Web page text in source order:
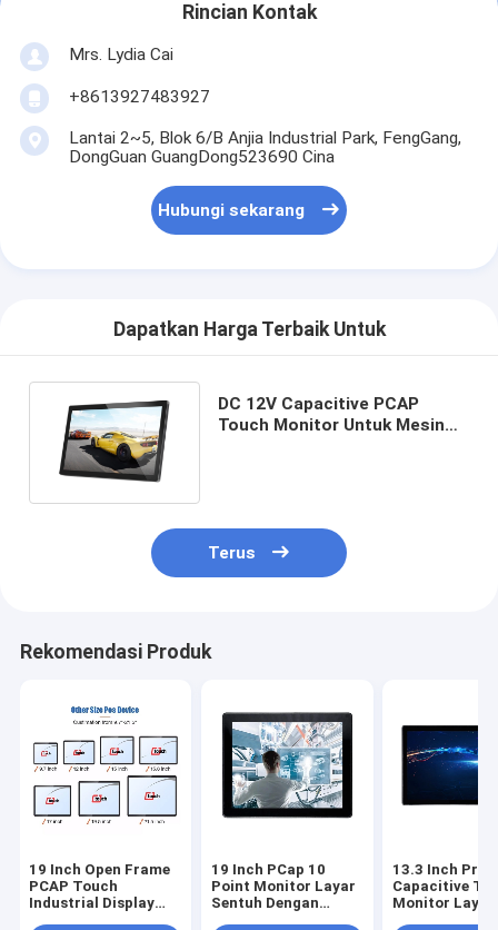
Rincian Kontak
Mrs. Lydia Cai
+8613927483927
Lantai 2~5, Blok 6/B Anjia Industrial Park, FengGang,
DongGuan GuangDong523690 Cina
Hubungi sekarang
Dapatkan Harga Terbaik Untuk
DC 12V Capacitive PCAP
Touch Monitor Untuk Mesin
Terus
Rekomendasi Produk
19 Inch Open Frame
PCAP Touch
Industrial Display
19 Inch PCap 10
Point Monitor Layar
Sentuh Dengan
13.3 Inch
Capacitive
Monitor Layar